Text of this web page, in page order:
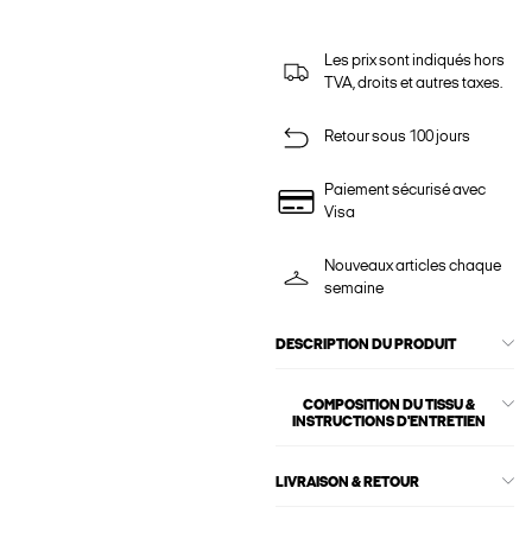
Les prix sont indiqués hors
TVA, droits et autres taxes.
Retour sous 100 jours
Paiement sécurisé avec
Visa
Nouveaux articles chaque
semaine
DESCRIPTION DU PRODUIT
COMPOSITION DU TISSU &
INSTRUCTIONS D'ENTRETIEN
LIVRAISON & RETOUR